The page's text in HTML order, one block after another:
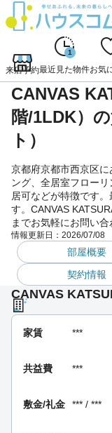
来店予約
1
最近見た物件お気
CANVAS
階/1LDK）
ト）
京都府京都市西京区に
ング、全居室フロー
居可などが特徴です
す。CANVAS
までお気軽にお問い合
情報更新日： 2026/07/08
部屋概要
契約情報
CANVAS
家賃 ***
共益費 ***
敷金/礼金 *** / ***